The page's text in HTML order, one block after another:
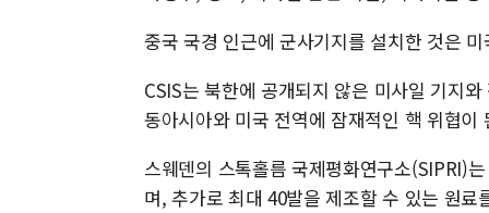
중국 국경 인근에 군사기지를 설치한 것은
CSIS는 북한에 공개되지 않은 미사일 기지
동아시아와 미국 전역에 잠재적인 핵 위협이
스웨덴의 스톡홀름 국제평화연구소(SIPRI)
며, 추가로 최대 40발을 제조할 수 있는 원